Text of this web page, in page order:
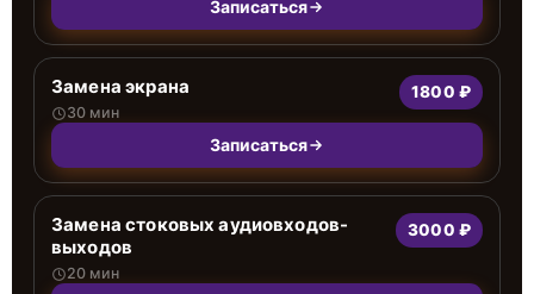
Записаться
Замена экрана
30 мин
1800 ₽
Записаться
Замена стоковых аудиовходов-
выходов
20 мин
3000 ₽